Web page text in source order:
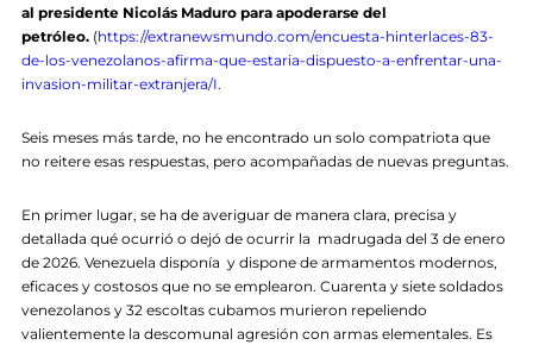
al presidente Nicolás Maduro para apoderarse del
petróleo. (https://extranewsmundo.com/encuesta-hinterlaces-83-
de-los-venezolanos-afirma-que-estaria-dispuesto-a-enfrentar-una-
invasion-militar-extranjera/I.
Seis meses más tarde, no he encontrado un solo compatriota que
no reitere esas respuestas, pero acompañadas de nuevas preguntas.
En primer lugar, se ha de averiguar de manera clara, precisa y
detallada qué ocurrió o dejó de ocurrir la madrugada del 3 de enero
de 2026. Venezuela disponía y dispone de armamentos modernos,
eficaces y costosos que no se emplearon. Cuarenta y siete soldados
venezolanos y 32 escoltas cubamos murieron repeliendo
valientemente la descomunal agresión con armas elementales. Es